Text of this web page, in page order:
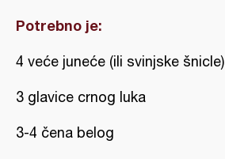
Potrebno je:
4 veće juneće (ili svinjske šnicle)
3 glavice crnog luka
3-4 čena belog